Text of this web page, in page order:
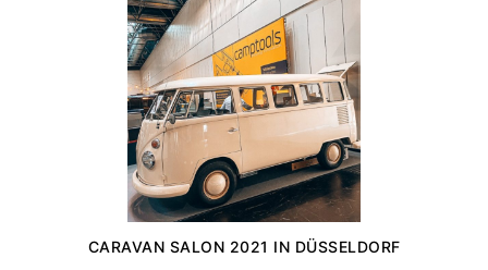
CARAVAN SALON 2021 IN DÜSSELDORF